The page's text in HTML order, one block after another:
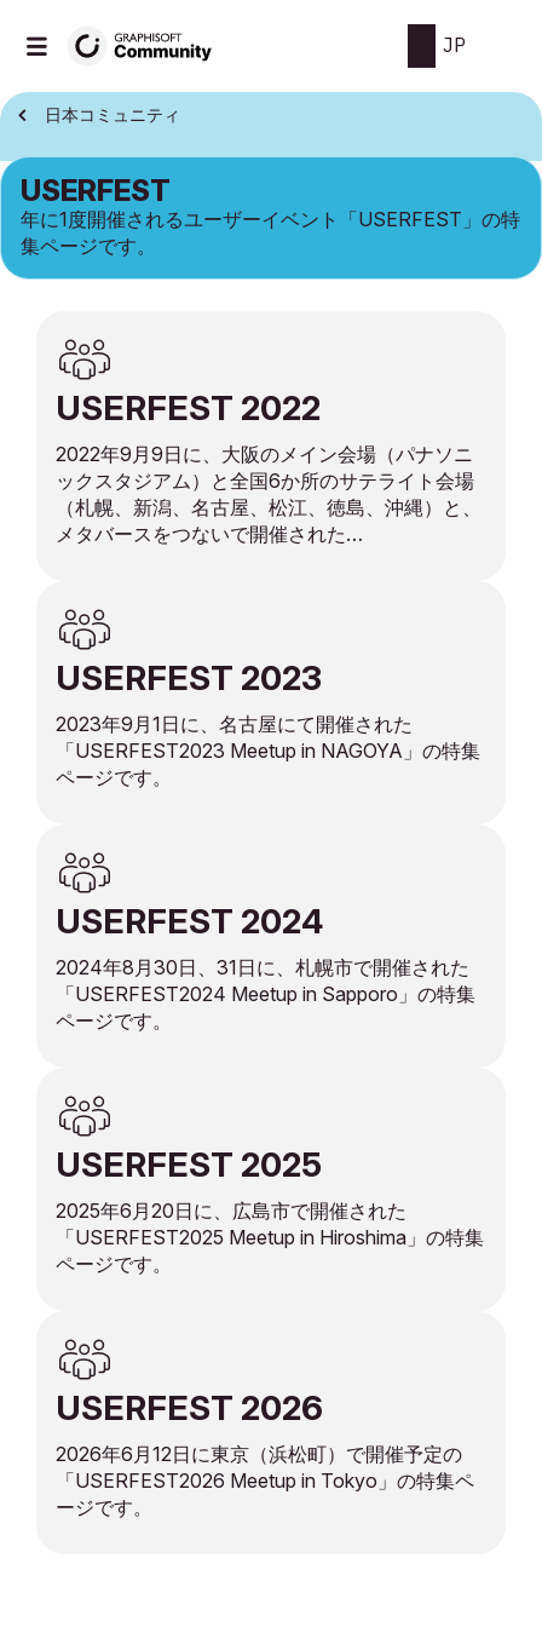
JP
日本コミュニティ
USERFEST
年に1度開催されるユーザーイベント「USERFEST」の特
集ページです。
USERFEST 2022
2022年9月9日に、大阪のメイン会場（パナソニ
ックスタジアム）と全国6か所のサテライト会場
（札幌、新潟、名古屋、松江、徳島、沖縄）と、
メタバースをつないで開催された
USERFEST 2023
2023年9月1日に、名古屋にて開催された
「USERFEST2023 Meetup in NAGOYA」の特集
ページです。
USERFEST 2024
2024年8月30日、31日に、札幌市で開催された
「USERFEST2024 Meetup in Sapporo」の特集
ページです。
USERFEST 2025
2025年6月20日に、広島市で開催された
「USERFEST2025 Meetup in Hiroshima」の特集
ページです。
USERFEST 2026
2026年6月12日に東京（浜松町）で開催予定の
「USERFEST2026 Meetup in Tokyo」の特集ペ
ージです。